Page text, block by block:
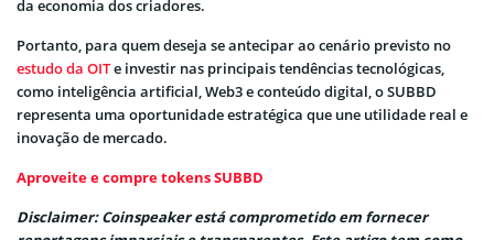
da economia dos criadores.
Portanto, para quem deseja se antecipar ao cenário previsto no
estudo da OITe investir nas principais tendências tecnológicas,
como inteligência artificial, Web3 e conteúdo digital, o SUBBD
representa uma oportunidade estratégica que une utilidade real e
inovação de mercado.
Aproveite e compre tokens SUBBD
Disclaimer: Coinspeaker está comprometido em fornecer